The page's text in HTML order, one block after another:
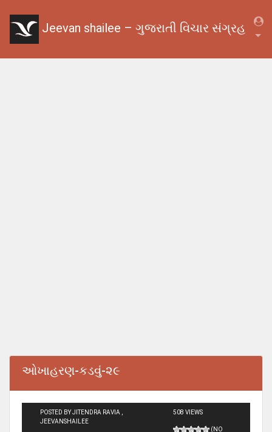
Jeevan shailee – ગુજરાતી વિચાર સંગ્રહ
ઓખાહરણ-કડવું-૨૯
POSTED BY JITENDRA RAVIA ,
JEEVANSHAILEE
508 VIEWS
(NO